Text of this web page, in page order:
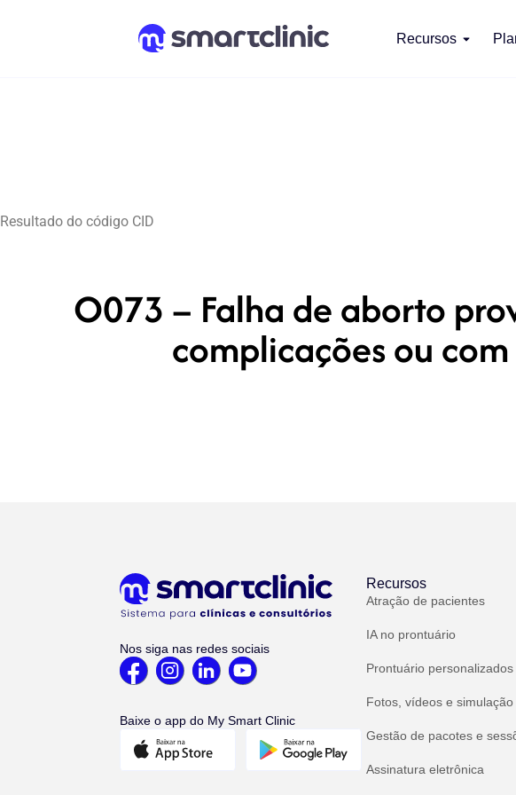
Recursos
Resultado do código CID
O073 – Falha de aborto
complicações ou
Nos siga nas redes sociais
Baixe o app do My Smart Clinic
Recursos
Atração de pacientes
IA no prontuário
Prontuário personalizados
Fotos, vídeos e
Gestão de pacotes e
Assinatura eletrônica